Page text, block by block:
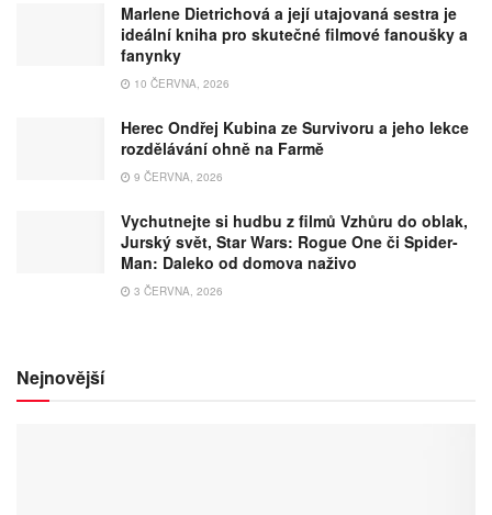
Marlene Dietrichová a její utajovaná sestra je
ideální kniha pro skutečné filmové fanoušky a
fanynky
10 ČERVNA, 2026
Herec Ondřej Kubina ze Survivoru a jeho lekce
rozdělávání ohně na Farmě
9 ČERVNA, 2026
Vychutnejte si hudbu z filmů Vzhůru do oblak,
Jurský svět, Star Wars: Rogue One či Spider-
Man: Daleko od domova naživo
3 ČERVNA, 2026
Nejnovější